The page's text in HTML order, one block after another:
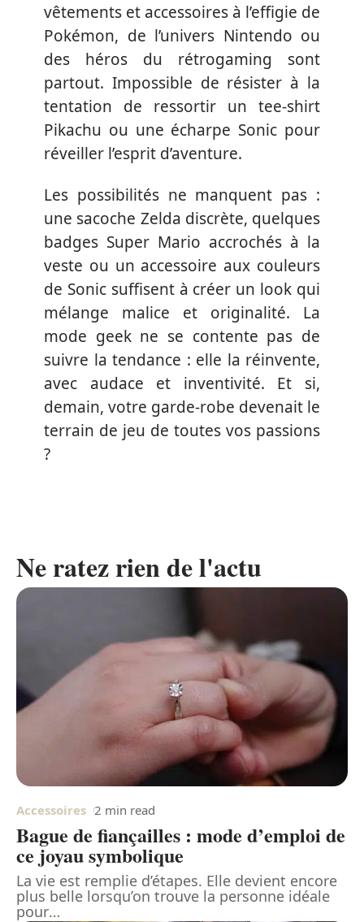
vêtements et accessoires à l’effigie de
Pokémon, de l’univers Nintendo ou
des héros du rétrogaming sont
partout. Impossible de résister à la
tentation de ressortir un tee-shirt
Pikachu ou une écharpe Sonic pour
réveiller l’esprit d’aventure.
Les possibilités ne manquent pas :
une sacoche Zelda discrète, quelques
badges Super Mario accrochés à la
veste ou un accessoire aux couleurs
de Sonic suffisent à créer un look qui
mélange malice et originalité. La
mode geek ne se contente pas de
suivre la tendance : elle la réinvente,
avec audace et inventivité. Et si,
demain, votre garde-robe devenait le
terrain de jeu de toutes vos passions
?
Ne ratez rien de l'actu
Accessoires 2 min read
Bague de fiançailles : mode d’emploi de
ce joyau symbolique
La vie est remplie d’étapes. Elle devient encore
plus belle lorsqu’on trouve la personne idéale
pour…